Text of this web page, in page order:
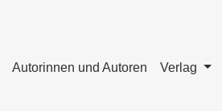
Autorinnen und Autoren Verlag